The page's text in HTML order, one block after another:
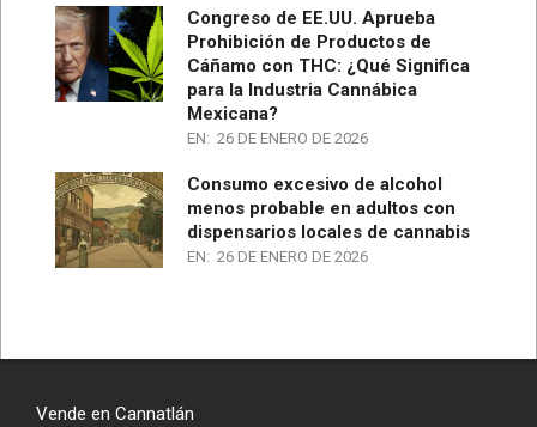
Congreso de EE.UU. Aprueba
Prohibición de Productos de
Cáñamo con THC: ¿Qué Significa
para la Industria Cannábica
Mexicana?
EN: 26 DE ENERO DE 2026
Consumo excesivo de alcohol
menos probable en adultos con
dispensarios locales de cannabis
EN: 26 DE ENERO DE 2026
Vende en Cannatlán